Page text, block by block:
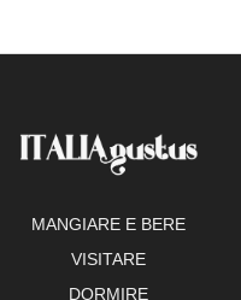
MANGIARE E BERE
VISITARE
DORMIRE